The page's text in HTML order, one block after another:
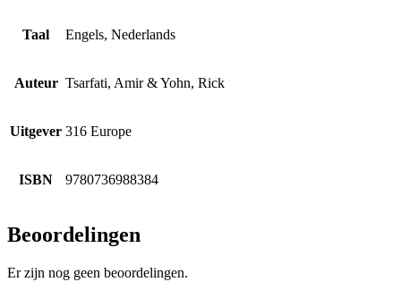
Taal Engels, Nederlands
Auteur Tsarfati, Amir & Yohn, Rick
Uitgever 316 Europe
ISBN 9780736988384
Beoordelingen
Er zijn nog geen beoordelingen.